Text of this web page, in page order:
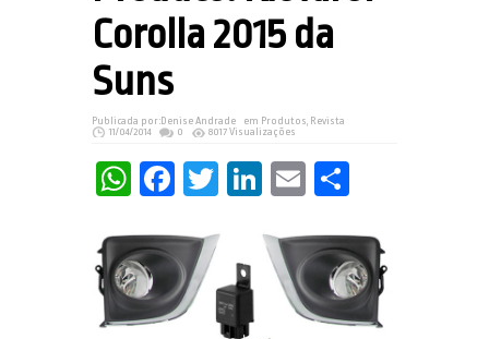
Corolla 2015 da
Suns
Publicada por: Denise Andrade em Produtos, Revista
11/04/2014
0 8017 Visualizações
WhatsApp
Facebook
Twitter
LinkedIn
Email